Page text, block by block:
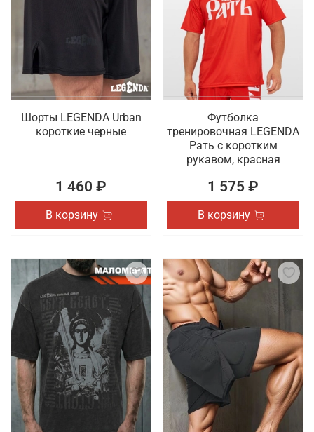
Шорты LEGENDA Urban
короткие черные
1 460 ₽
В корзину
Футболка
тренировочная LEGENDA
Рать с коротким
рукавом, красная
1 575 ₽
В корзину